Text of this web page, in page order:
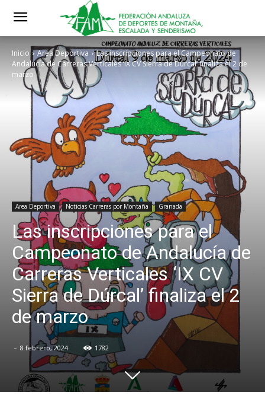
Inicio Area Deportiva
Las inscripciones para el Campeonato de
Andalucía de Carreras Verticales ‘IX CV Sierra de Dúrcal’ finaliza el 2 de
marzo
Area Deportiva Noticias Carreras por Montaña Granada
Las inscripciones para el
Campeonato de Andalucía de
Carreras Verticales ‘IX CV
Sierra de Dúrcal’ finaliza el 2
de marzo
- 8 febrero, 2024 1782